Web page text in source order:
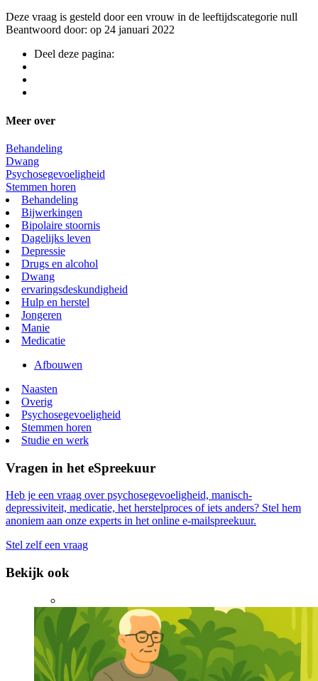
Deze vraag is gesteld door een vrouw in de leeftijdscategorie null
Beantwoord door: op 24 januari 2022
Deel deze pagina:
Meer over
Behandeling
Dwang
Psychosegevoeligheid
Stemmen horen
Behandeling
Bijwerkingen
Bipolaire stoornis
Dagelijks leven
Depressie
Drugs en alcohol
Dwang
ervaringsdeskundigheid
Hulp en herstel
Jongeren
Manie
Medicatie
Afbouwen
Naasten
Overig
Psychosegevoeligheid
Stemmen horen
Studie en werk
Vragen in het eSpreekuur
Heb je een vraag over psychosegevoeligheid, manisch-
depressiviteit, medicatie, het herstelproces of iets anders? Stel hem
anoniem aan onze experts in het online e-mailspreekuur.
Stel zelf een vraag
Bekijk ook